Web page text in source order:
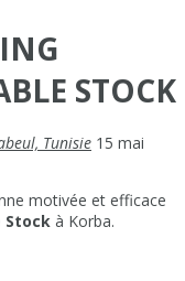
STOCK
Tunisie 15 mai
motivée et efficace
Stock à Korba.